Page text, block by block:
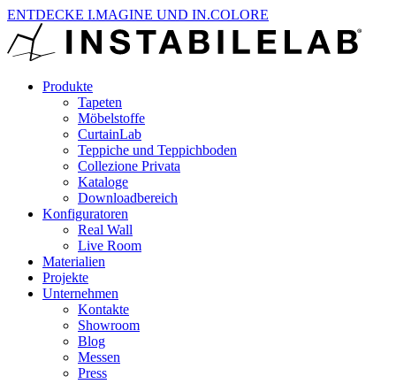
ENTDECKE I.MAGINE UND IN.COLORE
Produkte
Tapeten
Möbelstoffe
CurtainLab
Teppiche und Teppichboden
Collezione Privata
Kataloge
Downloadbereich
Konfiguratoren
Real Wall
Live Room
Materialien
Projekte
Unternehmen
Kontakte
Showroom
Blog
Messen
Press